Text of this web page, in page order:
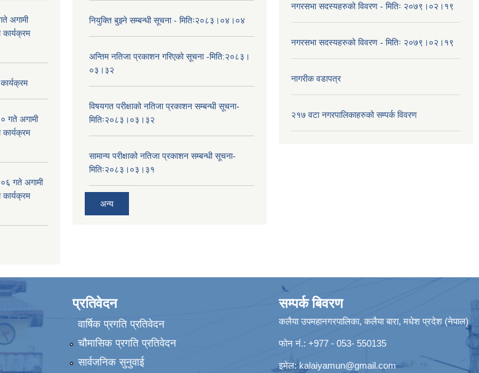
अगामी
गते अगामी
गते अगामी
नियुक्ति बुझ्ने सम्बन्धी सूचना - मितिः२०८३।०४।०४
अन्तिम नतिजा प्रकाशन गरिएको सूचना -मिति:२०८३।
०३।३२
विषयगत परीक्षाको नतिजा प्रकाशन सम्बन्धी सूचना-
मितिः२०८३।०३।३२
सामान्य परीक्षाको नतिजा प्रकाशन सम्बन्धी सूचना-
मितिः२०८३।०३।३१
अन्य
नगरसभा सदस्यहरुको विवरण - मितिः २०७९।०२।१९
नगरसभा सदस्यहरुको विवरण - मितिः २०७९।०२।१९
नागरीक वडापत्र
२१७ वटा नगरपालिकाहरुको सम्पर्क विवरण
प्रतिवेदन
वार्षिक प्रगति प्रतिवेदन
चौमासिक प्रगति प्रतिवेदन
सार्वजनिक सुनुवाई
सम्पर्क बिवरण
कलैया उपमहानगरपालिका, कलैया बारा, मधेश प्रदेश (नेपाल)
फोन नं.: +977 - 053- 550135
इमेल: kalaiyamun@gmail.com